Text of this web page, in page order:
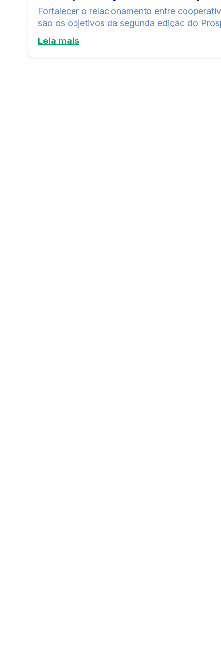
Fortalecer o relacionamento entre
são os objetivos da segunda edição do
Leia mais